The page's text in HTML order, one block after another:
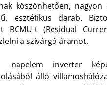
köszönhetően,
esztétikus darab.
RCMU-t (Residual
a szivárgó áramot.
napelem inverter
álló